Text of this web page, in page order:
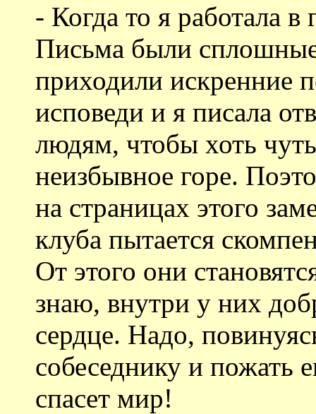
- Когда то я работала в
Письма были
приходили искренние
исповеди и я писала
людям, чтобы хоть
неизбывное горе.
на страницах этого
клуба пытается
От этого они
знаю, внутри у них
сердце. Надо,
собеседнику и пожать
спасет мир!